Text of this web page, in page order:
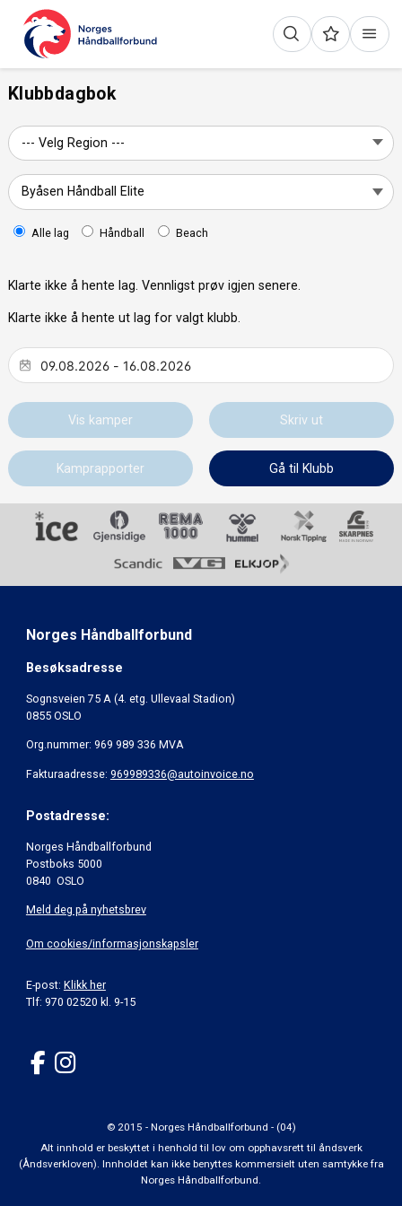
Klubbdagbok
Alle lag Håndball Beach
Klarte ikke å hente lag. Vennligst prøv igjen senere.
Klarte ikke å hente ut lag for valgt klubb.
Vis kamper Skriv ut
Kamprapporter Gå til Klubb
Norges Håndballforbund
Besøksadresse
Sognsveien 75 A (4. etg. Ullevaal Stadion)
0855 OSLO
Org.nummer: 969 989 336 MVA
Fakturaadresse: 969989336@autoinvoice.no
Postadresse:
Norges Håndballforbund
Postboks 5000
0840 OSLO
Meld deg på nyhetsbrev
Om cookies/informasjonskapsler
E-post: Klikk her
Tlf: 970 02520 kl. 9-15
© 2015 - Norges Håndballforbund - (04)
Alt innhold er beskyttet i henhold til lov om opphavsrett til åndsverk
(Åndsverkloven). Innholdet kan ikke benyttes kommersielt uten samtykke fra
Norges Håndballforbund.